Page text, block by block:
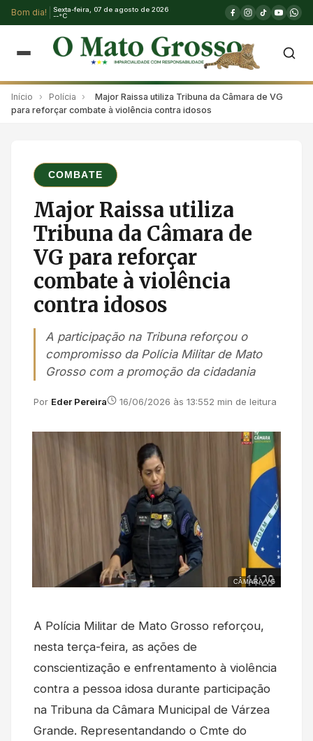
Bom dia!
Sexta-feira, 07 de agosto de 2026
--°C
Início › Polícia ›
Major Raissa utiliza Tribuna da Câmara de VG
para reforçar combate à violência contra idosos
COMBATE
Major Raissa utiliza
Tribuna da Câmara de
VG para reforçar
combate à violência
contra idosos
A participação na Tribuna reforçou o
compromisso da Polícia Militar de Mato
Grosso com a promoção da cidadania
Por Eder Pereira 16/06/2026 às 13:552 min de leitura
CÂMARA VG
A Polícia Militar de Mato Grosso reforçou,
nesta terça-feira, as ações de
conscientização e enfrentamento à violência
contra a pessoa idosa durante participação
na Tribuna da Câmara Municipal de Várzea
Grande. Representandando o Cmte do